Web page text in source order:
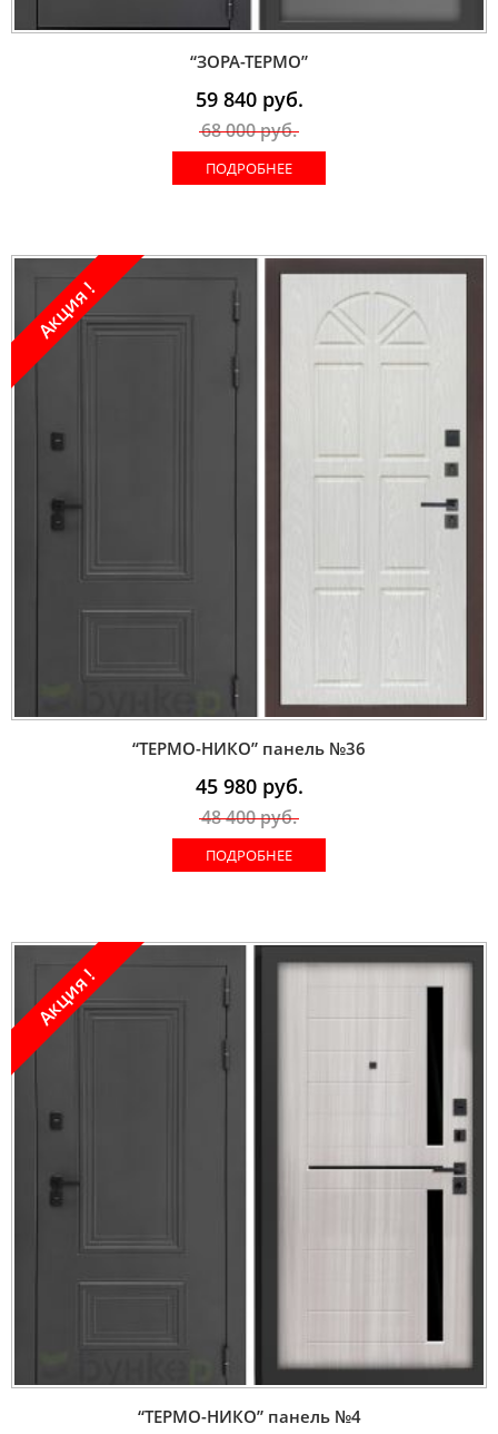
“ЗОРА-ТЕРМО”
59 840руб.
68 000руб.
ПОДРОБНЕЕ
Акция !
“ТЕРМО-НИКО” панель №36
45 980руб.
48 400руб.
ПОДРОБНЕЕ
Акция !
“ТЕРМО-НИКО” панель №4